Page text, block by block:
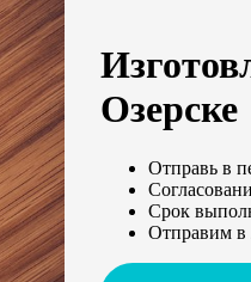
Озерске
Отправь в
Срок
Отправим